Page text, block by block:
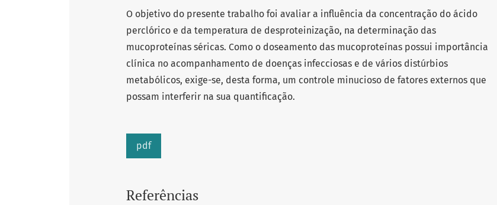
O objetivo do presente trabalho foi avaliar a influência da concentração do ácido
perclórico e da temperatura de desproteinização, na determinação das
mucoproteínas séricas. Como o doseamento das mucoproteínas possui importância
clínica no acompanhamento de doenças infecciosas e de vários distúrbios
metabólicos, exige-se, desta forma, um controle minucioso de fatores externos que
possam interferir na sua quantificação.
pdf
Referências